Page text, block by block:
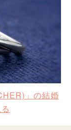
」の結婚